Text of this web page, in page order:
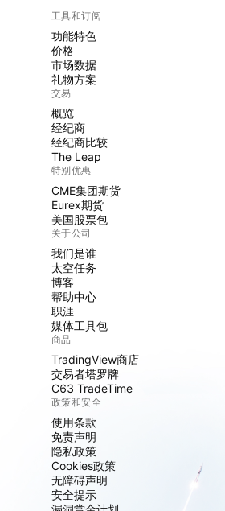
工具和订阅
功能特色
价格
市场数据
礼物方案
交易
概览
经纪商
经纪商比较
The Leap
特别优惠
CME集团期货
Eurex期货
美国股票包
关于公司
我们是谁
太空任务
博客
帮助中心
职涯
媒体工具包
商品
TradingView商店
交易者塔罗牌
C63 TradeTime
政策和安全
使用条款
免责声明
隐私政策
Cookies政策
无障碍声明
安全提示